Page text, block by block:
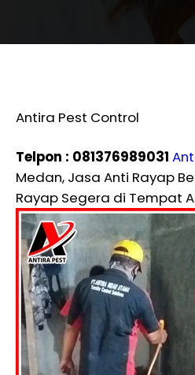
Antira Pest Control
Telpon : 081376989031
Medan, Jasa Anti Rayap
Rayap Segera di Tempat